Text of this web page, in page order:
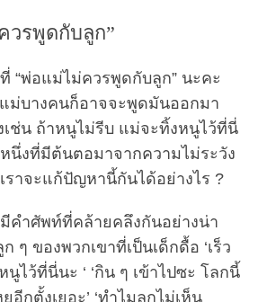
วรพูดกับลูก”
“พ่อแม่ไม่ควรพูดกับลูก” นะคะ
ม่บางคนก็อาจจะพูดมันออกมา
ช่น ถ้าหนูไม่รีบ แม่จะทิ้งหนูไว้ที่นี่
นึ่งที่มีต้นตอมาจากความไม่ระวัง
ราจะแก้ปัญหานี้กันได้อย่างไร ?
คำศัพท์ที่คล้ายคลึงกันอย่างน่า
ๆ ของพวกเขาที่เป็นเด็กดื้อ ‘เร็ว
ไว้ที่นี่นะ ‘ ‘กิน ๆ เข้าไปซะ โลกนี้
อีกตั้งเยอะ’ ‘ทำไมลูกไม่เห็น